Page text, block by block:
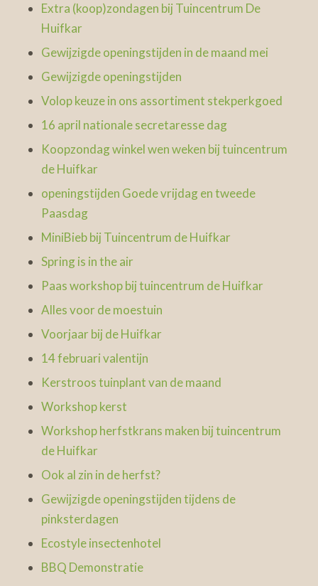
Extra (koop)zondagen bij Tuincentrum De
Huifkar
Gewijzigde openingstijden in de maand mei
Gewijzigde openingstijden
Volop keuze in ons assortiment stekperkgoed
16 april nationale secretaresse dag
Koopzondag winkel wen weken bij tuincentrum
de Huifkar
openingstijden Goede vrijdag en tweede
Paasdag
MiniBieb bij Tuincentrum de Huifkar
Spring is in the air
Paas workshop bij tuincentrum de Huifkar
Alles voor de moestuin
Voorjaar bij de Huifkar
14 februari valentijn
Kerstroos tuinplant van de maand
Workshop kerst
Workshop herfstkrans maken bij tuincentrum
de Huifkar
Ook al zin in de herfst?
Gewijzigde openingstijden tijdens de
pinksterdagen
Ecostyle insectenhotel
BBQ Demonstratie